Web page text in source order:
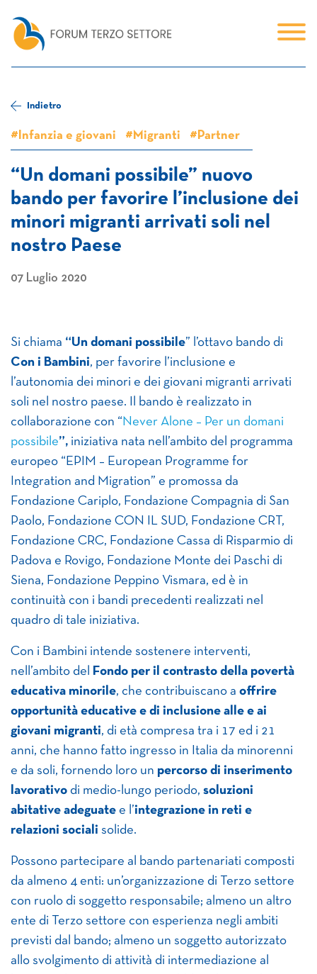
Indietro
#Infanzia e giovani #Migranti #Partner
“Un domani possibile” nuovo
bando per favorire l’inclusione dei
minori migranti arrivati soli nel
nostro Paese
07 Luglio 2020
Si chiama “Un domani possibile” l’ottavo bando di
Con i Bambini, per favorire l’inclusione e
l’autonomia dei minori e dei giovani migranti arrivati
soli nel nostro paese. Il bando è realizzato in
collaborazione con “ Never Alone – Per un domani
possibile”, iniziativa nata nell’ambito del programma
europeo “EPIM – European Programme for
Integration and Migration” e promossa da
Fondazione Cariplo, Fondazione Compagnia di San
Paolo, Fondazione CON IL SUD, Fondazione CRT,
Fondazione CRC, Fondazione Cassa di Risparmio di
Padova e Rovigo, Fondazione Monte dei Paschi di
Siena, Fondazione Peppino Vismara, ed è in
continuità con i bandi precedenti realizzati nel
quadro di tale iniziativa.
Con i Bambini intende sostenere interventi,
nell’ambito del
Fondo per il contrasto della povertà
educativa minorile, che contribuiscano a offrire
opportunità educative e di inclusione alle e ai
giovani migranti, di età compresa tra i 17 ed i 21
anni, che hanno fatto ingresso in Italia da minorenni
e da soli, fornendo loro un percorso di inserimento
lavorativo di medio-lungo periodo, soluzioni
abitative adeguate e l’integrazione in reti e
relazioni sociali solide.
Possono partecipare al bando partenariati composti
da almeno 4 enti: un’organizzazione di Terzo settore
con ruolo di soggetto responsabile; almeno un altro
ente di Terzo settore con esperienza negli ambiti
previsti dal bando; almeno un soggetto autorizzato
allo svolgimento di attività di intermediazione al